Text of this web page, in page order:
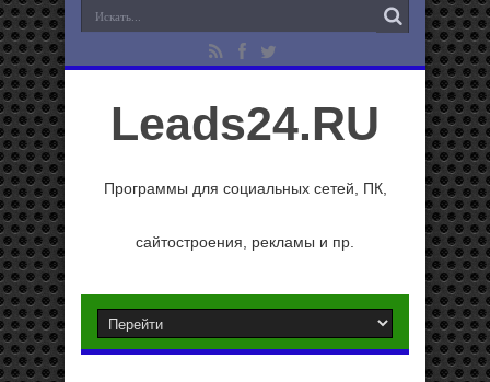
Leads24.RU
Программы для социальных сетей, ПК,
сайтостроения, рекламы и пр.